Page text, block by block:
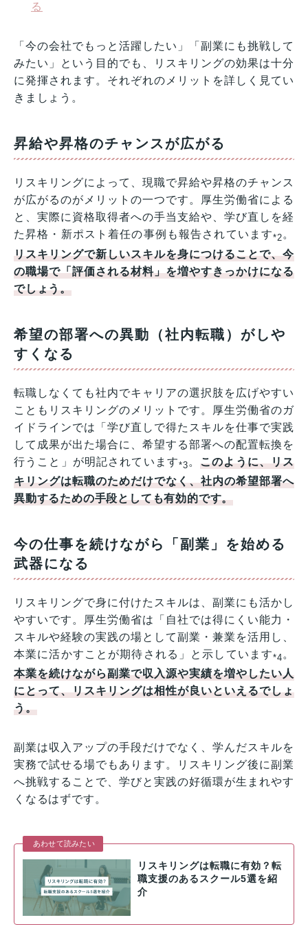
る
「今の会社でもっと活躍したい」「副業にも挑戦して
みたい」という目的でも、リスキリングの効果は十分
に発揮されます。それぞれのメリットを詳しく見てい
きましょう。
昇給や昇格のチャンスが広がる
リスキリングによって、現職で昇給や昇格のチャンス
が広がるのがメリットの一つです。厚生労働省による
と、実際に資格取得者への手当支給や、学び直しを経
た昇格・新ポスト着任の事例も報告されています*2 。
リスキリングで新しいスキルを身につけることで、今
の職場で「評価される材料」を増やすきっかけになる
でしょう。
希望の部署への異動（社内転職）がしや
すくなる
転職しなくても社内でキャリアの選択肢を広げやすい
こともリスキリングのメリットです。厚生労働省のガ
イドラインでは「学び直しで得たスキルを仕事で実践
して成果が出た場合に、希望する部署への配置転換を
行うこと」が明記されています*3 。このように、リス
キリングは転職のためだけでなく、社内の希望部署へ
異動するための手段としても有効的です。
今の仕事を続けながら「副業」を始める
武器になる
リスキリングで身に付けたスキルは、副業にも活かし
やすいです。厚生労働省は「自社では得にくい能力・
スキルや経験の実践の場として副業・兼業を活用し、
本業に活かすことが期待される」と示しています*4 。
本業を続けながら副業で収入源や実績を増やしたい人
にとって、リスキリングは相性が良いといえるでしょ
う。
副業は収入アップの手段だけでなく、学んだスキルを
実務で試せる場でもあります。リスキリング後に副業
へ挑戦することで、学びと実践の好循環が生まれやす
くなるはずです。
あわせて読みたい
リスキリングは転職に有効？転
職支援のあるスクール5選を紹
介